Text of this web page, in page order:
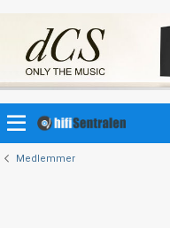
Medlemmer